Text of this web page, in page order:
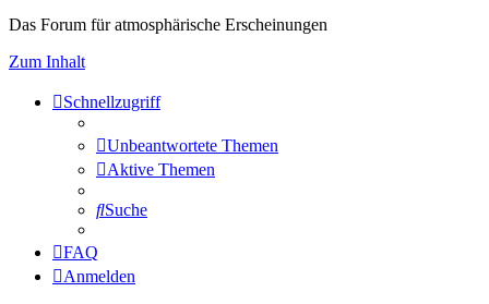
Das Forum für atmosphärische Erscheinungen
Zum Inhalt
Schnellzugriff
Unbeantwortete Themen
Aktive Themen
Suche
FAQ
Anmelden